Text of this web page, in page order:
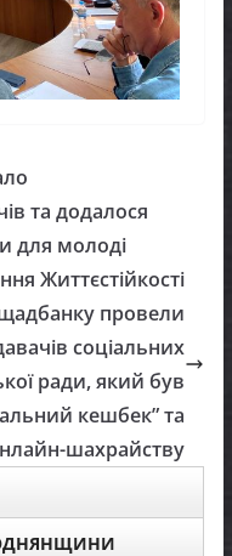
та додалося
для молоді
Життєстійкості
провели
соціальних
ради, який був
кешбек” та
шахрайству